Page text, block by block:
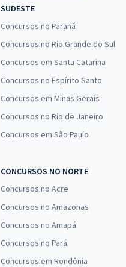
SUDESTE
Concursos no Paraná
Concursos no Rio Grande do Sul
Concursos em Santa Catarina
Concursos no Espírito Santo
Concursos em Minas Gerais
Concursos no Rio de Janeiro
Concursos em São Paulo
CONCURSOS NO NORTE
Concursos no Acre
Concursos no Amazonas
Concursos no Amapá
Concursos no Pará
Concursos em Rondônia